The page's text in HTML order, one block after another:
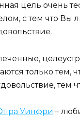
цель очень
с тем что Вы
только тем,
тем
Уинфри –